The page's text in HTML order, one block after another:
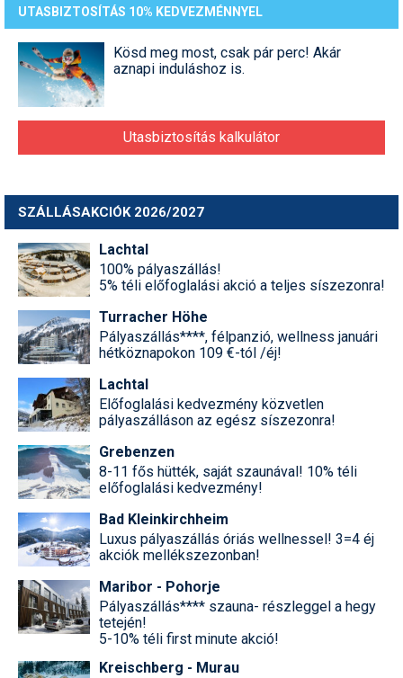
UTASBIZTOSÍTÁS 10% KEDVEZMÉNNYEL
Kösd meg most, csak pár perc! Akár
aznapi induláshoz is.
Utasbiztosítás kalkulátor
SZÁLLÁSAKCIÓK 2026/2027
Lachtal
100% pályaszállás!
5% téli előfoglalási akció a teljes síszezonra!
Turracher Höhe
Pályaszállás****, félpanzió, wellness januári
hétköznapokon 109 €-tól /éj!
Lachtal
Előfoglalási kedvezmény közvetlen
pályaszálláson az egész síszezonra!
Grebenzen
8-11 fős hütték, saját szaunával! 10% téli
előfoglalási kedvezmény!
Bad Kleinkirchheim
Luxus pályaszállás óriás wellnessel! 3=4 éj
akciók mellékszezonban!
Maribor - Pohorje
Pályaszállás**** szauna- részleggel a hegy
tetején!
5-10% téli first minute akció!
Kreischberg - Murau